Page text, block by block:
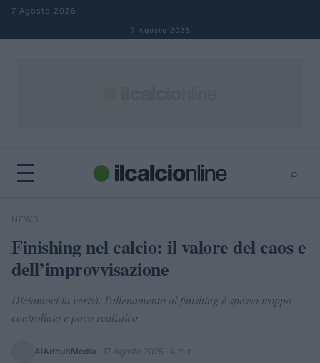
Salta al contenuto
7 Agosto 2026
7 Agosto 2026
⌕
Cerca
NEWS
Finishing nel calcio: il valore del caos e
dell’improvvisazione
Diciamoci la verità: l'allenamento al finishing è spesso troppo
controllato e poco realistico.
AiAdhubMedia 17 Agosto 2025 · 4 min